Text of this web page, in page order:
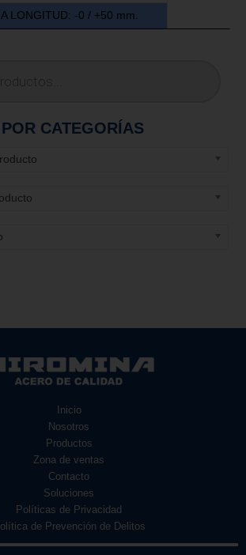
CATEGORÍAS
LONGITUD: -0 / +50 mm.
Inicio
Nosotros
Productos
Zona de ventas
Contacto
Soluciones
Políticas de Privacidad
de Prevención de Delitos